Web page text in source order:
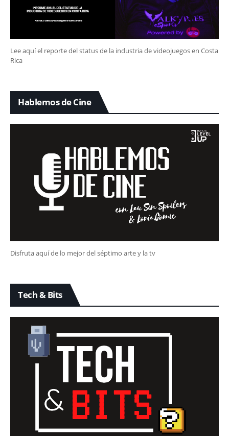
Lee aquí el reporte del status de la industria de videojuegos en Costa
Rica
Hablemos de Cine
Disfruta aquí de lo mejor del séptimo arte y la tv
Tech & Bits